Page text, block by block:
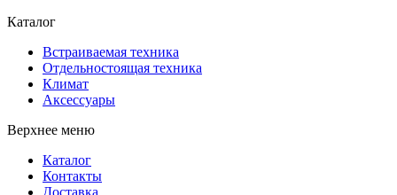
Каталог
Встраиваемая техника
Отдельностоящая техника
Климат
Аксессуары
Верхнее меню
Каталог
Контакты
Доставка